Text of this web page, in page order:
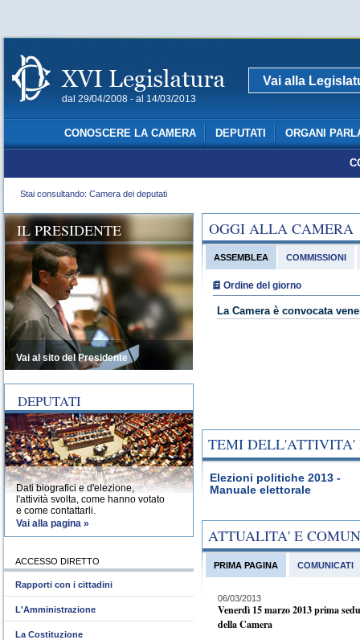
dal 29/04/2008 - al 14/03/2013
Vai alla
CONOSCERE LA CAMERA DEPUTATI ORGANI
Stai consultando: Camera dei deputati
OGGI ALLA CAMERA
ASSEMBLEA
Ordine del giorno
La Camera è convocata
COMMISSIONI
TEMI DELL'ATTIVITA'
Elezioni politiche 2013 -
Manuale elettorale
ATTUALITA' E
PRIMA PAGINA
06/03/2013
Venerdì 15 marzo 2013 prima
della Camera
COMUNICATI
IL PRESIDENTE
Vai al sito del Presidente
DEPUTATI
Dati biografici e d'elezione,
l'attività svolta, come hanno votato
e come contattarli.
Vai alla pagina »
ACCESSO DIRETTO
Rapporti con i cittadini
L'Amministrazione
La Costituzione